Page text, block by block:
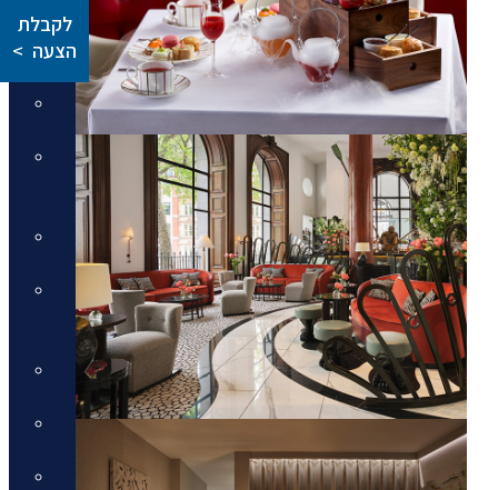
התענוגות של רומא וטוסקנה עם
חיים קוזניץ
הכוכבים של יוון - סוכות
טיול בדרום איטליה וברומא עם
חיים קוזניץ
טיול מאורגן לדולומיטים
טיול טברנות באתונה עם אמנון
גופר
טירות ויין בגאורגיה
מונטנגרו - תרבות, טבע ויין
טיול מאורגן לדובאי - 5 ימים
לקבלת
הצעה >